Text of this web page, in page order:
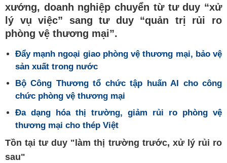
xướng, doanh nghiệp chuyển từ tư duy “xử
lý vụ việc” sang tư duy “quản trị rủi ro
phòng vệ thương mại”.
Đẩy mạnh ngoại giao phòng vệ thương mại, bảo vệ
sản xuất trong nước
Bộ Công Thương tổ chức tập huấn AI cho công
chức phòng vệ thương mại
Đa dạng hóa thị trường, giảm rủi ro phòng vệ
thương mại cho thép Việt
Tồn tại tư duy "làm thị trường trước, xử lý rủi ro
sau"